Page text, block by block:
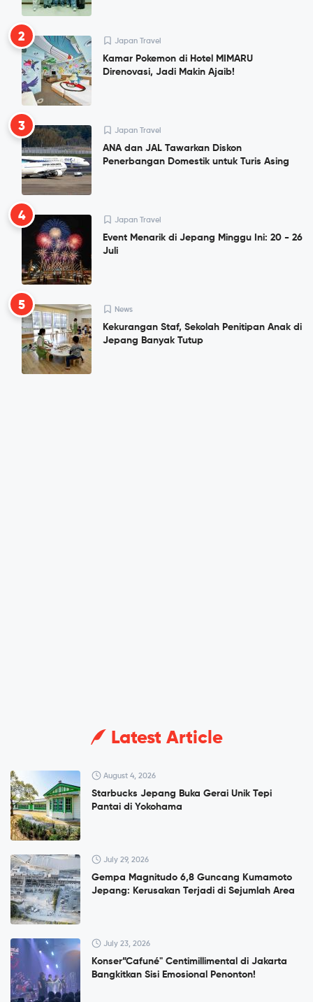
2 Japan Travel
Kamar Pokemon di Hotel MIMARU
Direnovasi, Jadi Makin Ajaib!
3 Japan Travel
ANA dan JAL Tawarkan Diskon
Penerbangan Domestik untuk Turis Asing
4 Japan Travel
Event Menarik di Jepang Minggu Ini: 20 - 26
Juli
5 News
Kekurangan Staf, Sekolah Penitipan Anak di
Jepang Banyak Tutup
Latest Article
August 4, 2026
Starbucks Jepang Buka Gerai Unik Tepi
Pantai di Yokohama
July 29, 2026
Gempa Magnitudo 6,8 Guncang Kumamoto
Jepang: Kerusakan Terjadi di Sejumlah Area
July 23, 2026
Konser”Cafuné" Centimillimental di Jakarta
Bangkitkan Sisi Emosional Penonton!